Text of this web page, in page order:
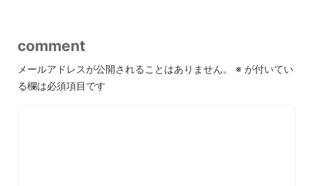
comment
メールアドレスが公開されることはありません。 ※ が付いてい
る欄は必須項目です